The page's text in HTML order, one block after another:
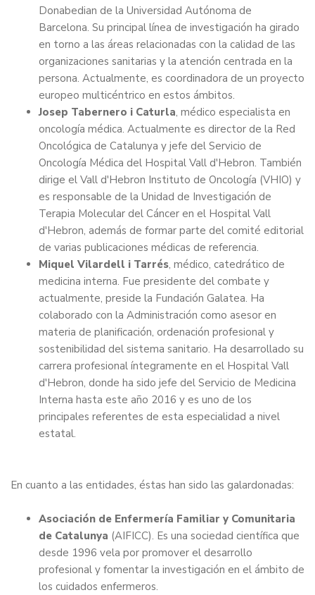
Donabedian de la Universidad Autónoma de
Barcelona. Su principal línea de investigación ha girado
en torno a las áreas relacionadas con la calidad de las
organizaciones sanitarias y la atención centrada en la
persona. Actualmente, es coordinadora de un proyecto
europeo multicéntrico en estos ámbitos.
Josep Tabernero i Caturla, médico especialista en
oncología médica. Actualmente es director de la Red
Oncológica de Catalunya y jefe del Servicio de
Oncología Médica del Hospital Vall d'Hebron. También
dirige el Vall d'Hebron Instituto de Oncología (VHIO) y
es responsable de la Unidad de Investigación de
Terapia Molecular del Cáncer en el Hospital Vall
d'Hebron, además de formar parte del comité editorial
de varias publicaciones médicas de referencia.
Miquel Vilardell i Tarrés, médico, catedrático de
medicina interna. Fue presidente del combate y
actualmente, preside la Fundación Galatea. Ha
colaborado con la Administración como asesor en
materia de planificación, ordenación profesional y
sostenibilidad del sistema sanitario. Ha desarrollado su
carrera profesional íntegramente en el Hospital Vall
d'Hebron, donde ha sido jefe del Servicio de Medicina
Interna hasta este año 2016 y es uno de los
principales referentes de esta especialidad a nivel
estatal.
En cuanto a las entidades, éstas han sido las galardonadas:
Asociación de Enfermería Familiar y Comunitaria
de Catalunya (AIFICC). Es una sociedad científica que
desde 1996 vela por promover el desarrollo
profesional y fomentar la investigación en el ámbito de
los cuidados enfermeros.